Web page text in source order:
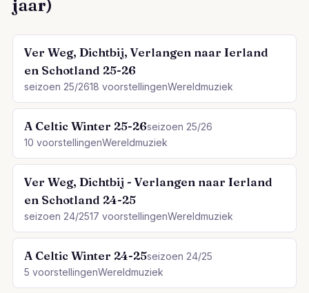
jaar)
Ver Weg, Dichtbij, Verlangen naar Ierland
en Schotland 25-26
seizoen 25/2618 voorstellingenWereldmuziek
A Celtic Winter 25-26seizoen 25/26
10 voorstellingenWereldmuziek
Ver Weg, Dichtbij - Verlangen naar Ierland
en Schotland 24-25
seizoen 24/2517 voorstellingenWereldmuziek
A Celtic Winter 24-25seizoen 24/25
5 voorstellingenWereldmuziek